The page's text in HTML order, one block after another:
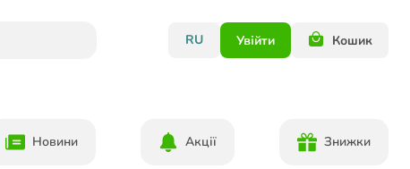
RU Увійти Кошик
Новини Акції Знижки